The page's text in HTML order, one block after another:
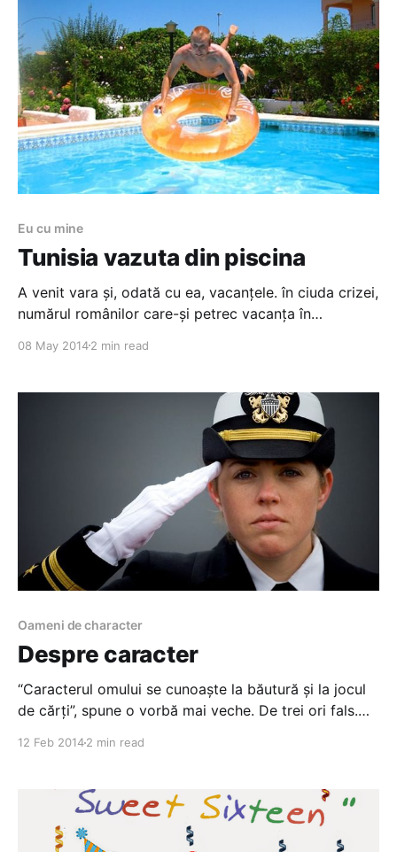
Eu cu mine
Tunisia vazuta din piscina
A venit vara și, odată cu ea, vacanțele. în ciuda crizei,
numărul românilor care-și petrec vacanța în
glumi întrebându-ne câți din cei plecați de-acasă se
08 May 20142 min read
Oameni de character
Despre caracter
“Caracterul omului se cunoaște la băutură și la jocul
de cărți”, spune o vorbă mai veche. De trei ori fals.
12 Feb 20142 min read